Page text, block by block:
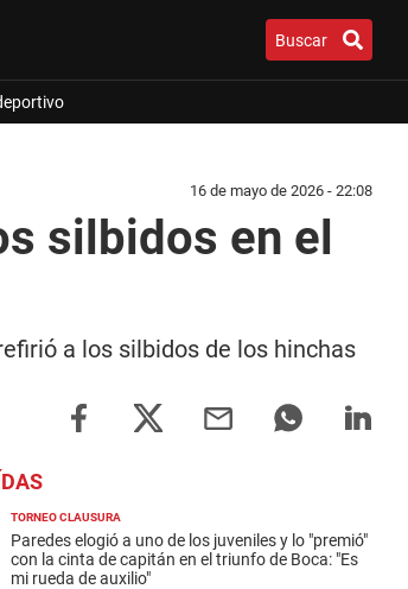
Buscar
16 de mayo de 2026 - 22:08
silbidos en el
a los silbidos de los hinchas
TORNEO CLAUSURA
Paredes elogió a uno de los juveniles y lo "premió"
con la cinta de capitán en el triunfo de Boca: "Es
mi rueda de auxilio"